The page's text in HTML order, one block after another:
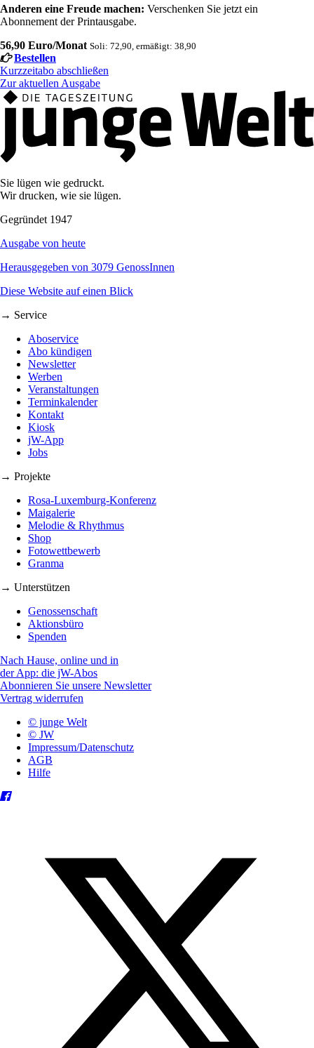
Anderen eine Freude machen: Verschenken Sie jetzt ein
Abonnement der Printausgabe.
56,90 Euro/Monat Soli: 72,90, ermäßigt: 38,90
Bestellen
Kurzzeitabo abschließen
Zur aktuellen Ausgabe
Sie lügen wie gedruckt.
Wir drucken, wie sie lügen.
Gegründet 1947
Ausgabe von heute
Herausgegeben von 3079 GenossInnen
Diese Website auf einen Blick
→ Service
Aboservice
Abo kündigen
Newsletter
Werben
Veranstaltungen
Terminkalender
Kontakt
Kiosk
jW-App
Jobs
→ Projekte
Rosa-Luxemburg-Konferenz
Maigalerie
Melodie & Rhythmus
Shop
Fotowettbewerb
Granma
→ Unterstützen
Genossenschaft
Aktionsbüro
Spenden
Nach Hause, online und in
der App: die jW-Abos
Abonnieren Sie unsere Newsletter
Vertrag widerrufen
© junge Welt
© JW
Impressum/Datenschutz
AGB
Hilfe